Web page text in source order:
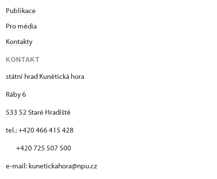
Publikace
Pro média
Kontakty
KONTAKT
státní hrad Kunětická hora
Ráby 6
533 52 Staré Hradiště
tel.: +420 466 415 428
+420 725 507 500
e-mail: kunetickahora@npu.cz